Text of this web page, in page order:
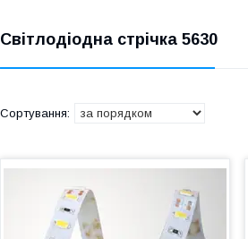
Світлодіодна стрічка 5630